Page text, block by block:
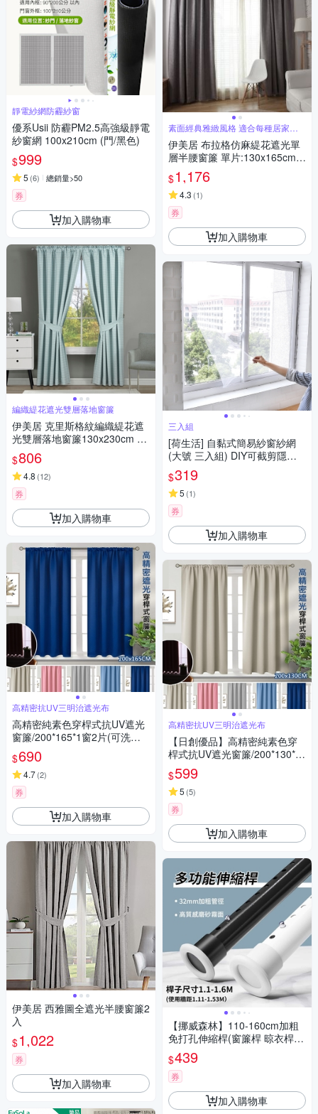
靜電紗網防霾紗窗
優系Usii 防霾PM2.5高強級靜電
紗窗網 100x210cm (門/黑色)
$999
5 (6) 總銷量>50
券
加入購物車
編織緹花遮光雙層落地窗簾
伊美居 克里斯格紋編織緹花遮
光雙層落地窗簾130x230cm -2
件
$806
4.8 (12)
券
加入購物車
高精密抗UV三明治遮光布
高精密純素色穿桿式抗UV遮光
窗簾/200*165*1窗2片(可洗衣
機洗/窗簾/拉簾/風水簾/門簾)
$690
4.7(2)
券
加入購物車
伊美居 西雅圖全遮光半腰窗簾2
入
$1,022
券
加入購物車
素面經典雅緻風格 適合每種居家風
格
伊美居 布拉格仿麻緹花遮光單
層半腰窗簾 單片:130x165cm
共2片
$1,176
4.3 (1)
券
加入購物車
三入組
[荷生活] 自黏式簡易紗窗紗網
(大號 三入組) DIY可截剪隱形
紗窗 附魔術貼
$319
5 (1)
券
加入購物車
高精密抗UV三明治遮光布
【日創優品】高精密純素色穿
桿式抗UV遮光窗簾/200*130*1
窗2片(可洗衣機洗/窗簾/拉簾/風
水簾/門簾) 售價599元
$599
5 (5)
券
加入購物車
【挪威森林】110-160cm加粗
免打孔伸縮桿(窗簾桿 晾衣桿
曬衣桿 浴簾桿 門簾桿 掛衣架)
$439
券
加入購物車